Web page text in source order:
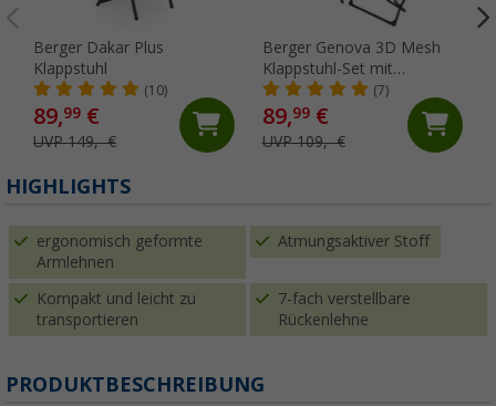
Berger Dakar Plus
Klappstuhl
(10)
89,99 €
UVP 149,- €
Berger Genova 3D Mesh
Klappstuhl-Set mit
Beinauflage Anthrazit
(7)
89,99€
UVP 109,- €
HIGHLIGHTS
ergonomisch geformte
Armlehnen
Atmungsaktiver Stoff
Kompakt und leicht zu
transportieren
7-fach verstellbare
Rückenlehne
PRODUKTBESCHREIBUNG